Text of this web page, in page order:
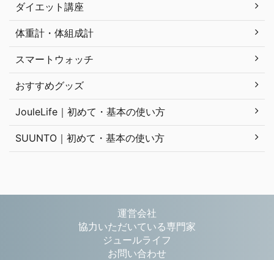
ダイエット講座
体重計・体組成計
スマートウォッチ
おすすめグッズ
JouleLife｜初めて・基本の使い方
SUUNTO｜初めて・基本の使い方
運営会社
協力いただいている専門家
ジュールライフ
お問い合わせ